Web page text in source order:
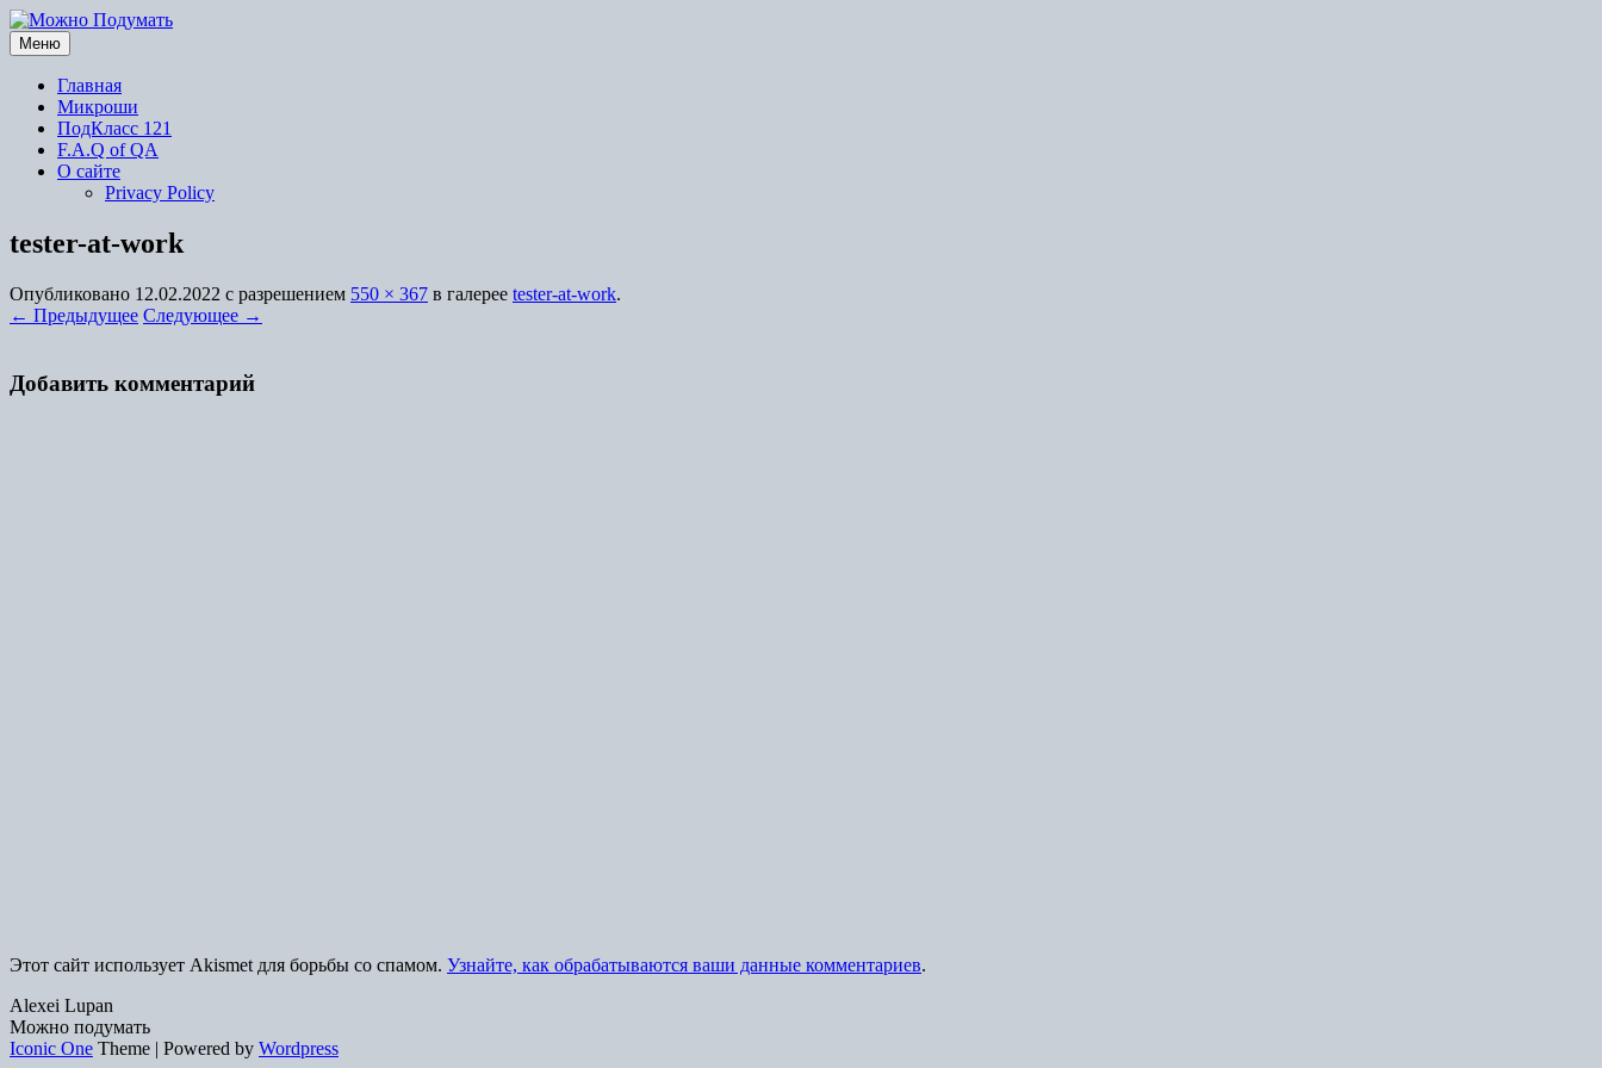
Перейти
к
содержимому
Меню
Главная
Микроши
ПодКласс 121
F.A.Q of QA
О сайте
Privacy Policy
tester-at-work
Опубликовано 12.02.2022 с разрешением 550 × 367 в галерее tester-at-work.
← Предыдущее Следующее →
Добавить комментарий
Этот сайт использует Akismet для борьбы со спамом. Узнайте, как обрабатываются ваши данные комментариев.
Alexei Lupan
Можно подумать
Iconic One Theme | Powered by Wordpress